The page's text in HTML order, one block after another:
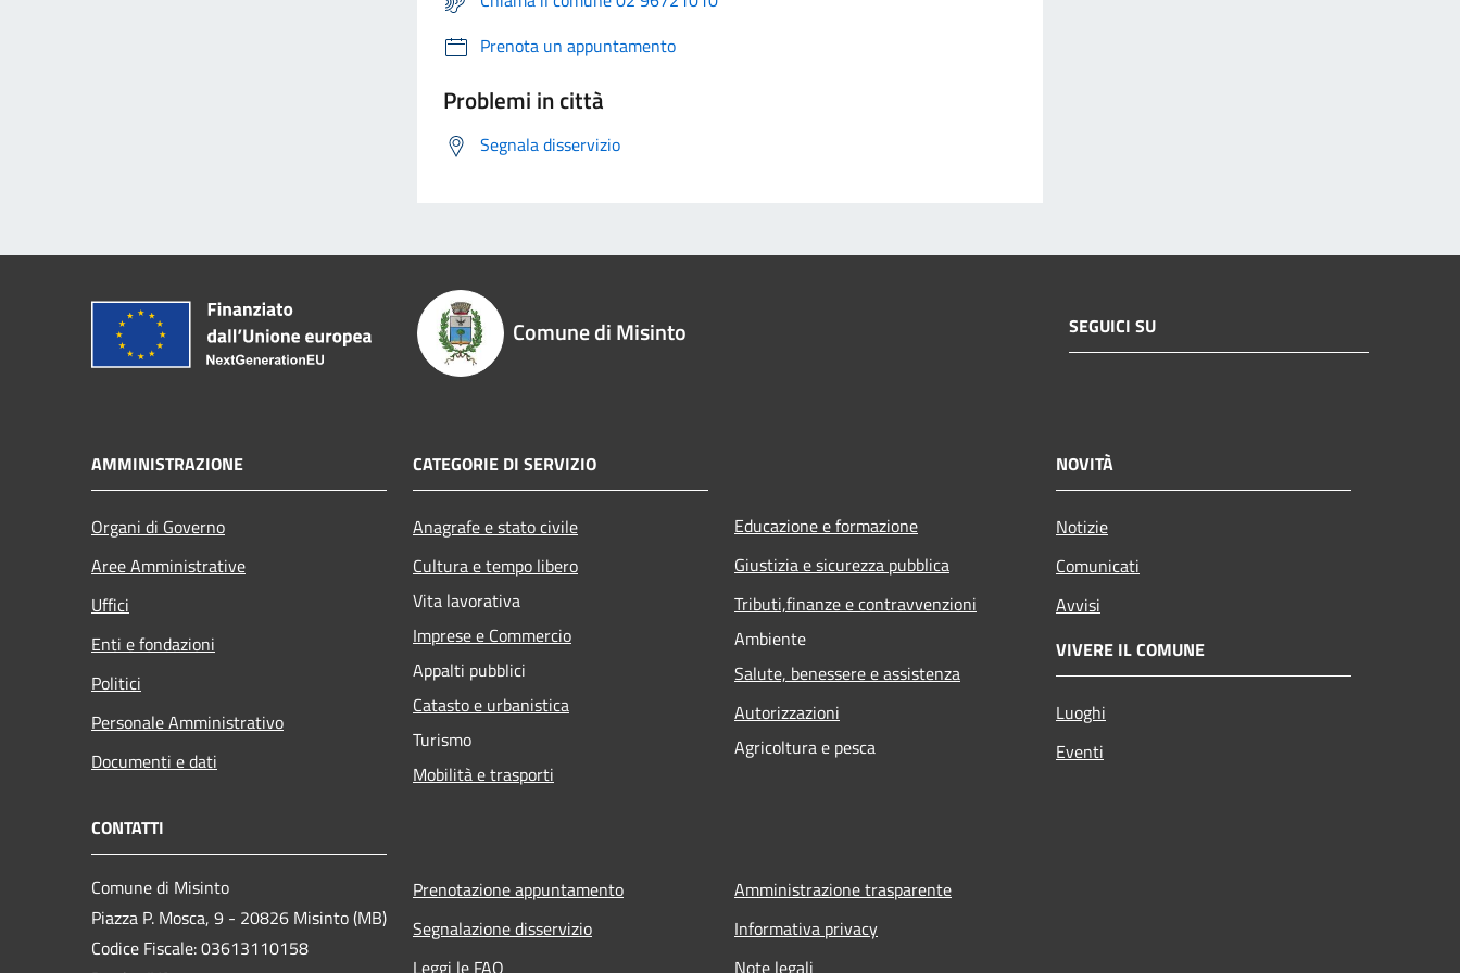
Prenota un appuntamento
Problemi in città
Segnala disservizio
Comune di Misinto SEGUICI SU
AMMINISTRAZIONE
Organi di Governo
Aree Amministrative
Uffici
Enti e fondazioni
Politici
Personale Amministrativo
Documenti e dati
CATEGORIE DI SERVIZIO
Anagrafe e stato civile
Cultura e tempo libero
Vita lavorativa
Imprese e Commercio
Appalti pubblici
Catasto e urbanistica
Turismo
Mobilità e trasporti
Educazione e formazione
Giustizia e sicurezza pubblica
Tributi,finanze e contravvenzioni
Ambiente
Salute, benessere e assistenza
Autorizzazioni
Agricoltura e pesca
NOVITÀ
Notizie
Comunicati
Avvisi
VIVERE IL COMUNE
Luoghi
Eventi
CONTATTI
Comune di Misinto
Piazza P. Mosca, 9 - 20826 Misinto (MB)
Codice Fiscale: 03613110158
Prenotazione appuntamento
Segnalazione disservizio
Leggi le FAQ
Amministrazione trasparente
Informativa privacy
Note legali